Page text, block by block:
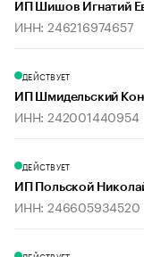
ИП Шишов Игнатий
ИНН: 246216974657
ДЕЙСТВУЕТ
ИП Шмидельский
ИНН: 242001440954
ДЕЙСТВУЕТ
ИП Польской
ИНН: 246605934520